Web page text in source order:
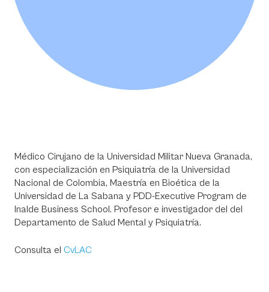
Médico Cirujano de la Universidad Militar Nueva Granada,
con especialización en Psiquiatría de la Universidad
Nacional de Colombia, Maestría en Bioética de la
Universidad de La Sabana y PDD-Executive Program de
Inalde Business School. Profesor e investigador del del
Departamento de Salud Mental y Psiquiatría.
Consulta el CvLAC